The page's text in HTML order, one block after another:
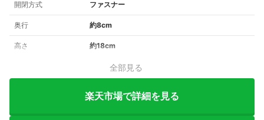
開閉方式 ファスナー
奥行 約8cm
高さ 約18cm
全部見る
楽天市場で詳細を見る